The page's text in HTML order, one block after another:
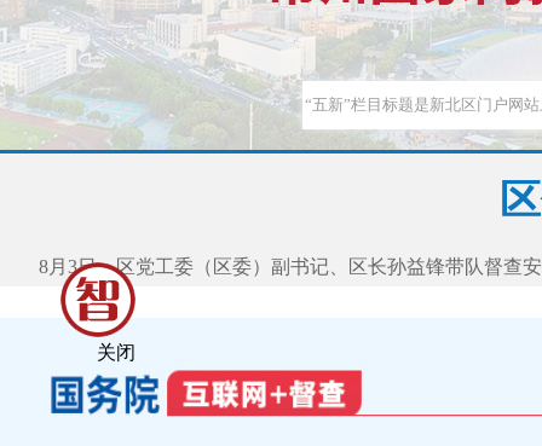
8月3日，区党工委（区委）副书记、区长孙益锋带队督查
关闭